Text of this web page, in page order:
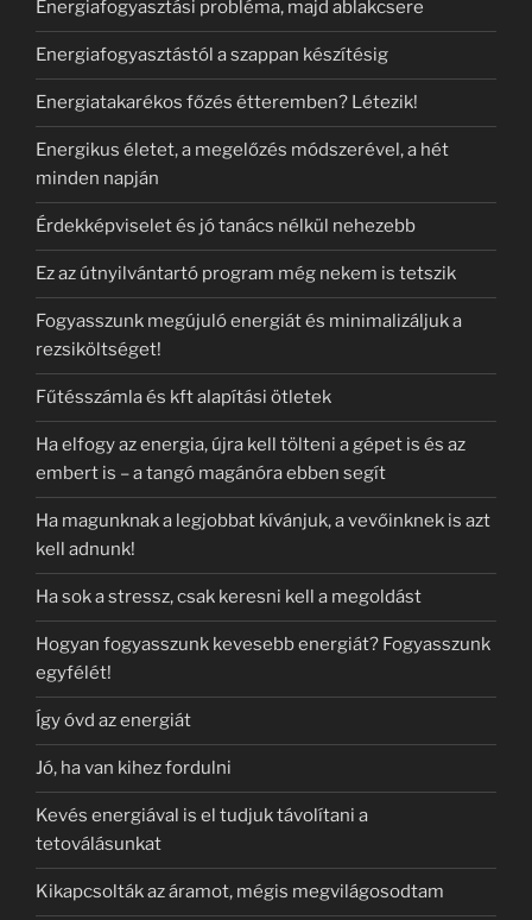
Energiafogyasztási probléma, majd ablakcsere
Energiafogyasztástól a szappan készítésig
Energiatakarékos főzés étteremben? Létezik!
Energikus életet, a megelőzés módszerével, a hét
minden napján
Érdekképviselet és jó tanács nélkül nehezebb
Ez az útnyilvántartó program még nekem is tetszik
Fogyasszunk megújuló energiát és minimalizáljuk a
rezsiköltséget!
Fűtésszámla és kft alapítási ötletek
Ha elfogy az energia, újra kell tölteni a gépet is és az
embert is – a tangó magánóra ebben segít
Ha magunknak a legjobbat kívánjuk, a vevőinknek is azt
kell adnunk!
Ha sok a stressz, csak keresni kell a megoldást
Hogyan fogyasszunk kevesebb energiát? Fogyasszunk
egyfélét!
Így óvd az energiát
Jó, ha van kihez fordulni
Kevés energiával is el tudjuk távolítani a
tetoválásunkat
Kikapcsolták az áramot, mégis megvilágosodtam